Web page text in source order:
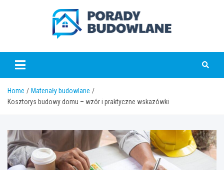
poradybudowlane.pl
Home
Materiały budowlane
Kosztorys budowy domu – wzór i praktyczne wskazówki